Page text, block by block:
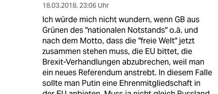
18.03.2018, 23:06 Uhr
Ich würde mich nicht wundern, wenn GB aus
Grünen des "nationalen Notstands" o.ä. und
nach dem Motto, dass die "freie Welt" jetzt
zusammen stehen muss, die EU bittet, die
Brexit-Verhandlungen abzubrechen, weil man
ein neues Referendum anstrebt. In diesem Falle
sollte man Putin eine Ehrenmitgliedschaft in